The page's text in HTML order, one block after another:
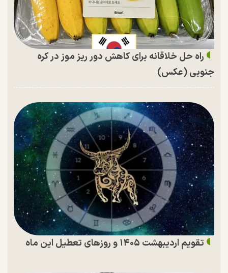
راه حل خلاقانه برای کاهش دور ریز موز در کره
جنوبی (عکس)
تقویم اردیبهشت ۱۴۰۵ و روز‌های تعطیل این ماه